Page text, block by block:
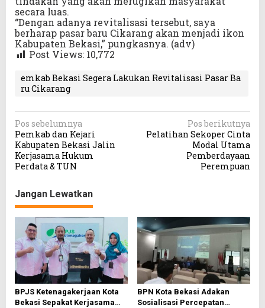
secara luas.
“Dengan adanya revitalisasi tersebut, saya
berharap pasar baru Cikarang akan menjadi ikon
Kabupaten Bekasi,” pungkasnya. (adv)
Post Views: 10,772
emkab Bekasi Segera Lakukan Revitalisasi Pasar Ba
ru Cikarang
N
a
v
i
g
a
s
i
p
o
s
Pos sebelumnya
Pemkab dan Kejari
Kabupaten Bekasi Jalin
Kerjasama Hukum
Perdata & TUN
Pos berikutnya
Pelatihan Sekoper Cinta
Modal Utama
Pemberdayaan
Perempuan
Jangan Lewatkan
BPJS Ketenagakerjaan Kota
Bekasi Sepakat Kerjasama
BPN Kota Bekasi Adakan
Sosialisasi Percepatan